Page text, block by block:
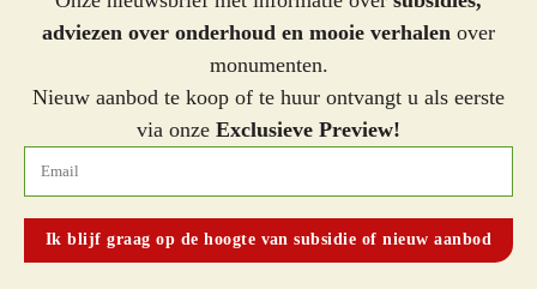
adviezen over onderhoud en mooie verhalen over
monumenten.
Nieuw aanbod te koop of te huur ontvangt u als eerste
via onze Exclusieve Preview!